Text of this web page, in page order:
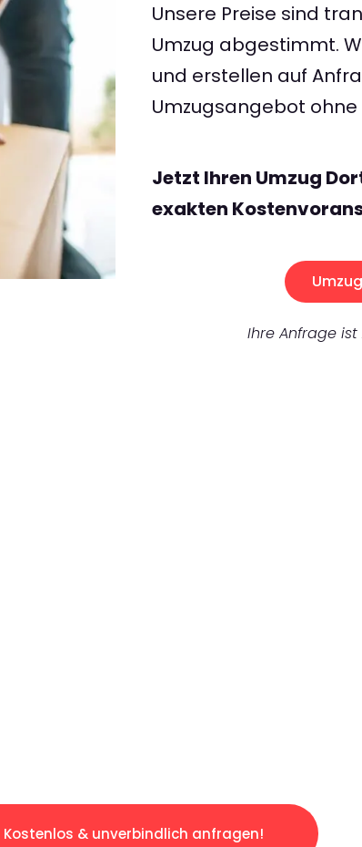
Unsere Preise sind
Umzug abgestimmt.
und erstellen auf
Umzugsangebot
Jetzt Ihren Umzug
exakten
Ihre Anfrage ist
Kostenlos & unverbindlich anfragen!